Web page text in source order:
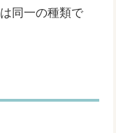
同一の種類で